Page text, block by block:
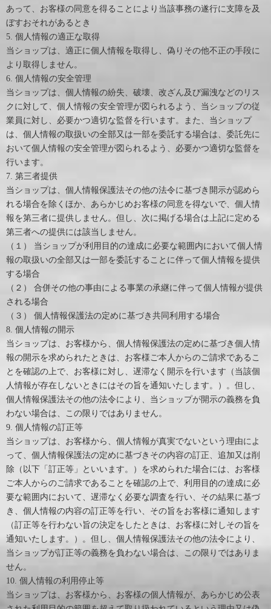
あって、お客様の同意を得ることにより当該事務の遂行に支障を及
ぼすおそれがあるとき
5. 個人情報の適正な取得
当ショップは、適正に個人情報を取得し、偽りその他不正の手段に
より取得しません。
6. 個人情報の安全管理
当ショップは、個人情報の紛失、破壊、改ざん及び漏洩などのリス
クに対して、個人情報の安全管理が図られるよう、当ショップの従
業員に対し、必要かつ適切な監督を行います。また、当ショップ
は、個人情報の取扱いの全部又は一部を委託する場合は、委託先に
おいて個人情報の安全管理が図られるよう、必要かつ適切な監督を
行います。
7. 第三者提供
当ショップは、個人情報保護法その他の法令に基づき開示が認めら
れる場合を除くほか、あらかじめお客様の同意を得ないで、個人情
報を第三者に提供しません。但し、次に掲げる場合は上記に定める
第三者への提供には該当しません。
（１） 当ショップが利用目的の達成に必要な範囲内において個人情
報の取扱いの全部又は一部を委託することに伴って個人情報を提供
する場合
（２） 合併その他の事由による事業の承継に伴って個人情報が提供
される場合
（３） 個人情報保護法の定めに基づき共同利用する場合
8. 個人情報の開示
当ショップは、お客様から、個人情報保護法の定めに基づき個人情
報の開示を求められたときは、お客様ご本人からのご請求であるこ
とを確認の上で、お客様に対し、遅滞なく開示を行います（当該個
人情報が存在しないときにはその旨を通知いたします。）。但し、
個人情報保護法その他の法令により、当ショップが開示の義務を負
わない場合は、この限りではありません。
9. 個人情報の訂正等
当ショップは、お客様から、個人情報が真実でないという理由によ
って、個人情報保護法の定めに基づきその内容の訂正、追加又は削
除（以下「訂正等」といいます。）を求められた場合には、お客様
ご本人からのご請求であることを確認の上で、利用目的の達成に必
要な範囲内において、遅滞なく必要な調査を行い、その結果に基づ
き、個人情報の内容の訂正等を行い、その旨をお客様に通知します
（訂正等を行わない旨の決定をしたときは、お客様に対しその旨を
通知いたします。）。但し、個人情報保護法その他の法令により、
当ショップが訂正等の義務を負わない場合は、この限りではありま
せん。
10. 個人情報の利用停止等
当ショップは、お客様から、お客様の個人情報が、あらかじめ公表